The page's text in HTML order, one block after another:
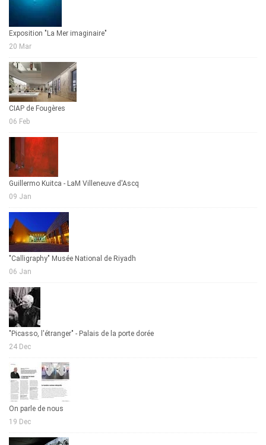
Exposition "La Mer imaginaire"
20 Mar
CIAP de Fougères
06 Feb
Guillermo Kuitca - LaM Villeneuve d'Ascq
09 Jan
"Calligraphy" Musée National de Riyadh
06 Jan
"Picasso, l'étranger" - Palais de la porte dorée
24 Dec
On parle de nous
19 Dec